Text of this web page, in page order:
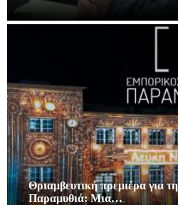
Θριαμβευτική πρεμιέρα για
Παραμυθιά: Μια…